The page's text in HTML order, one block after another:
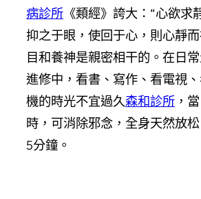
病診所 《類經》誇大：“心欲求
抑之于眼，使回于心，則心靜
目和養神是親密相干的。在日
進修中，看書、寫作、看電視
機的時光不宜過久森和診所 ，
時，可消除邪念，全身天然放
5分鐘。